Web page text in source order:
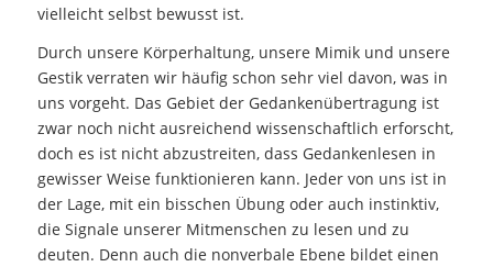
vielleicht selbst bewusst ist.
Durch unsere Körperhaltung, unsere Mimik und unsere
Gestik verraten wir häufig schon sehr viel davon, was in
uns vorgeht. Das Gebiet der Gedankenübertragung ist
zwar noch nicht ausreichend wissenschaftlich erforscht,
doch es ist nicht abzustreiten, dass Gedankenlesen in
gewisser Weise funktionieren kann. Jeder von uns ist in
der Lage, mit ein bisschen Übung oder auch instinktiv,
die Signale unserer Mitmenschen zu lesen und zu
deuten. Denn auch die nonverbale Ebene bildet einen